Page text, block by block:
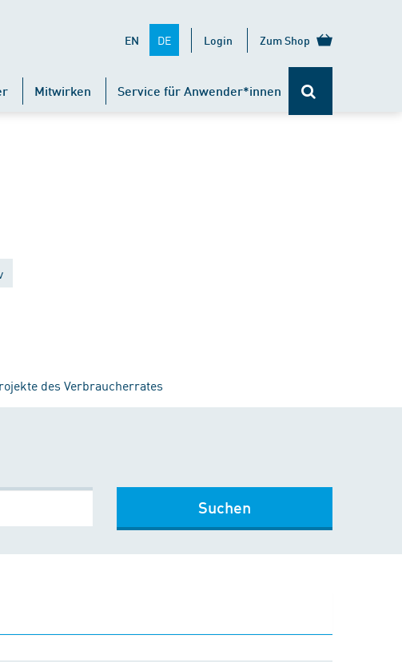
EN DE Login Zum Shop
Mitwirken Service für Anwender*innen
des Verbraucherrates
Suchen